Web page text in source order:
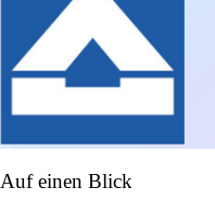
Auf einen Blick